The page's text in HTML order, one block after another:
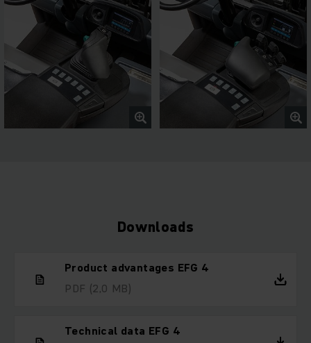
Downloads
Product advantages EFG 4
PDF (2,0 MB)
Technical data EFG 4